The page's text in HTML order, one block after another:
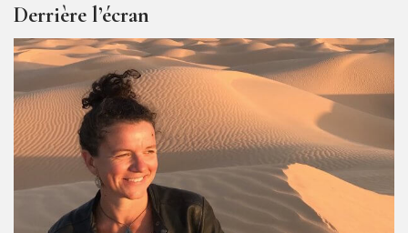
Derrière l’écran